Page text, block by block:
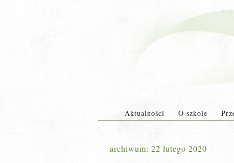
Aktualności O szkole
archiwum: 22 lutego 2020